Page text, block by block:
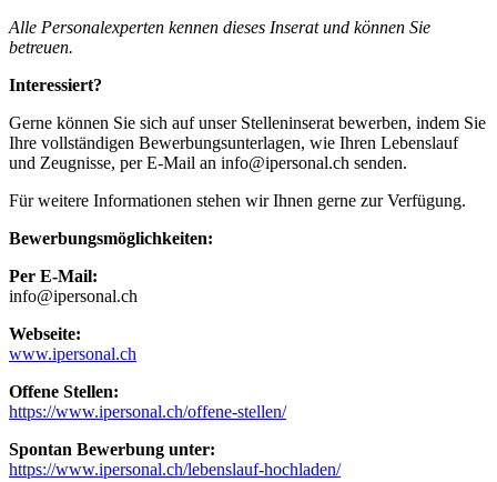
Alle Personalexperten kennen dieses Inserat und können Sie
betreuen.
Interessiert?
Gerne können Sie sich auf unser Stelleninserat bewerben, indem Sie
Ihre vollständigen Bewerbungsunterlagen, wie Ihren Lebenslauf
und Zeugnisse, per E-Mail an info@ipersonal.ch senden.
Für weitere Informationen stehen wir Ihnen gerne zur Verfügung.
Bewerbungsmöglichkeiten:
Per E-Mail:
info@ipersonal.ch
Webseite:
www.ipersonal.ch
Offene Stellen:
https://www.ipersonal.ch/offene-stellen/
Spontan Bewerbung unter:
https://www.ipersonal.ch/lebenslauf-hochladen/